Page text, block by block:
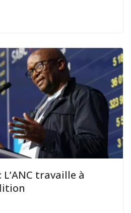
travaille à